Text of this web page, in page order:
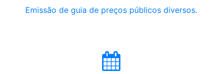
Emissão de guia de preços públicos diversos.